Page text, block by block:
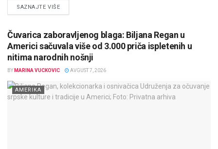
SAZNAJTE VIŠEDETAILS
Čuvarica zaboravljenog blaga: Biljana Regan u
Americi sačuvala više od 3.000 priča ispletenih u
nitima narodnih nošnji
BY MARINA VUCKOVIC AVGUST 7, 2026
AMERIKA